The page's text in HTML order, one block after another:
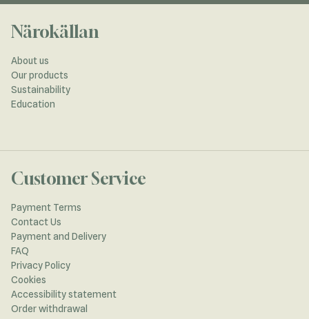
Närokällan
About us
Our products
Sustainability
Education
Customer Service
Payment Terms
Contact Us
Payment and Delivery
FAQ
Privacy Policy
Cookies
Accessibility statement
Order withdrawal